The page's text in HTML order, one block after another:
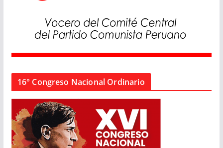
16° Congreso Nacional Ordinario